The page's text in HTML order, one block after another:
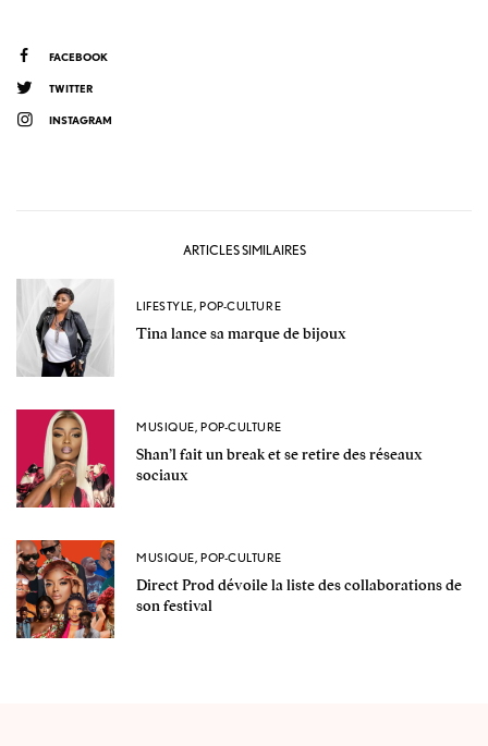
FACEBOOK
TWITTER
INSTAGRAM
ARTICLES SIMILAIRES
LIFESTYLE,POP-CULTURE
Tina lance sa marque de bijoux
MUSIQUE, POP-CULTURE
Shan’l fait un break et se retire des réseaux
sociaux
MUSIQUE, POP-CULTURE
Direct Prod dévoile la liste des collaborations de
son festival